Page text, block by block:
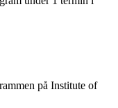
på Institute of